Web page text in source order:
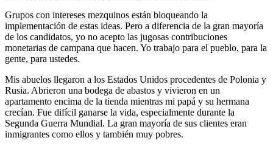
Grupos con intereses mezquinos están bloqueando la
implementación de estas ideas. Pero a diferencia de la gran mayoría
de los candidatos, yo no acepto las jugosas contribuciones
monetarias de campana que hacen. Yo trabajo para el pueblo, para la
gente, para ustedes.
Mis abuelos llegaron a los Estados Unidos procedentes de Polonia y
Rusia. Abrieron una bodega de abastos y vivieron en un
apartamento encima de la tienda mientras mi papá y su hermana
crecían. Fue difícil ganarse la vida, especialmente durante la
Segunda Guerra Mundial. La gran mayoría de sus clientes eran
inmigrantes como ellos y también muy pobres.